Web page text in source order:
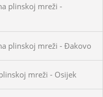
plinskoj mreži -
plinskoj mreži - Đakovo
mreži - Osijek